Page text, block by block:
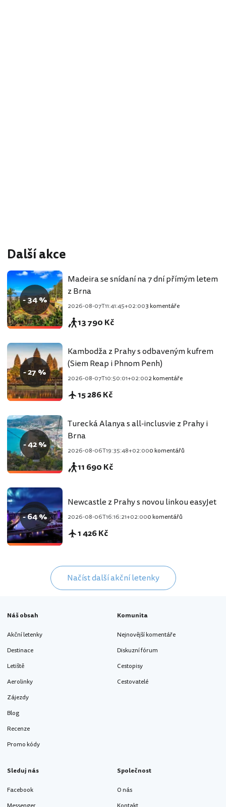
Další akce
- 34 %
Madeira se snídaní na 7 dní přímým letem
z Brna
2026-08-07T11:41:45+02:003 komentáře
13 790 Kč
- 27 %
Kambodža z Prahy s odbaveným kufrem
(Siem Reap i Phnom Penh)
2026-08-07T10:50:01+02:002 komentáře
15 286 Kč
- 42 %
Turecká Alanya s all-inclusvie z Prahy i
Brna
2026-08-06T19:35:48+02:000 komentářů
11 690 Kč
- 64 %
Newcastle z Prahy s novou linkou easyJet
2026-08-06T16:16:21+02:000 komentářů
1 426 Kč
Načíst další akční letenky
Náš obsah
Akční letenky
Destinace
Letiště
Aerolinky
Zájezdy
Blog
Recenze
Promo kódy
Komunita
Nejnovější komentáře
Diskuzní fórum
Cestopisy
Cestovatelé
Sleduj nás
Facebook
Společnost
O nás